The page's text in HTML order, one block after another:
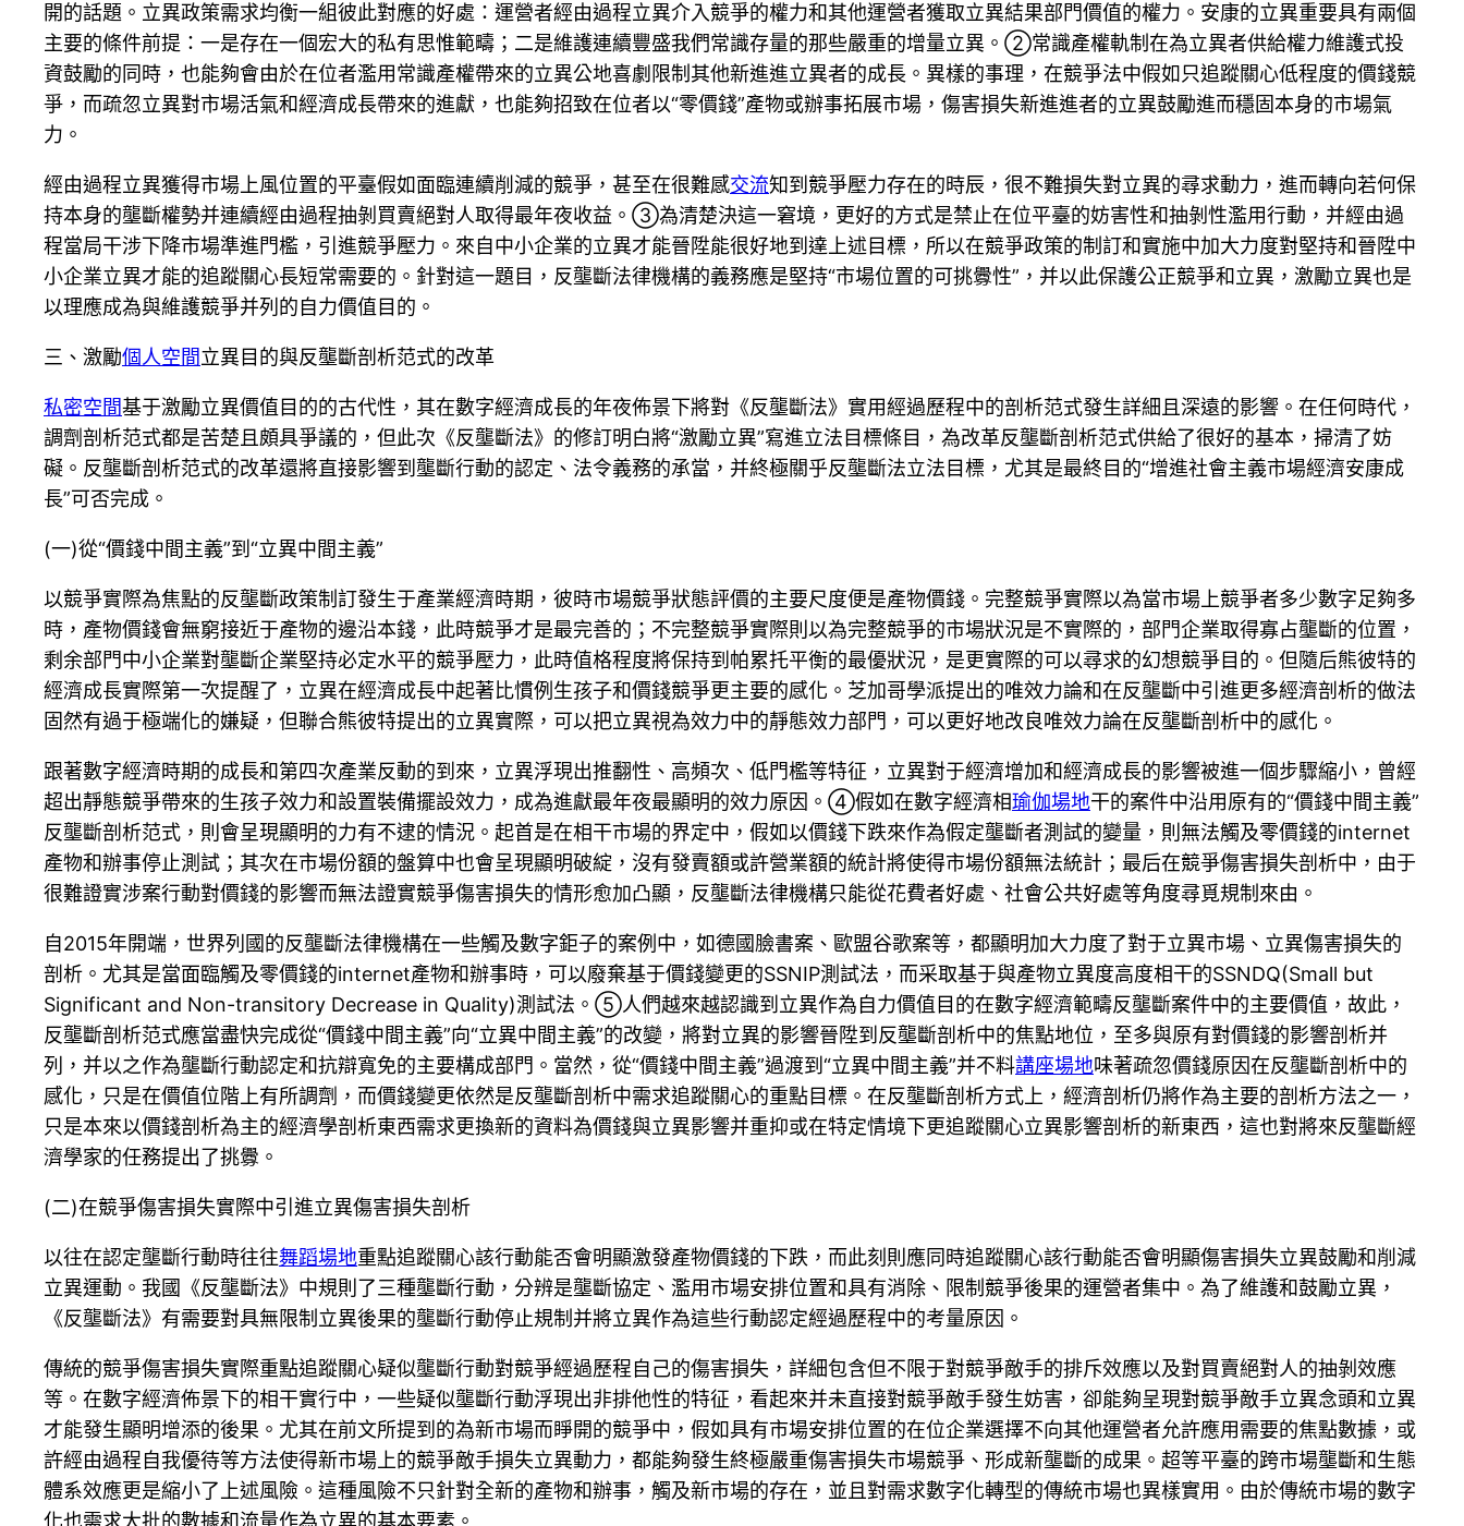
開的話題。立異政策需求均衡一組彼此對應的好處：運營者經由過程立異介入競爭的權力和其他運營者獲取立異結果部門價值的權力。安康的立異重要具有兩個
主要的條件前提：一是存在一個宏大的私有思惟範疇；二是維護連續豐盛我們常識存量的那些嚴重的增量立異。②常識產權軌制在為立異者供給權力維護式投
資鼓勵的同時，也能夠會由於在位者濫用常識產權帶來的立異公地喜劇限制其他新進進立異者的成長。異樣的事理，在競爭法中假如只追蹤關心低程度的價錢競
爭，而疏忽立異對市場活氣和經濟成長帶來的進獻，也能夠招致在位者以“零價錢”產物或辦事拓展市場，傷害損失新進進者的立異鼓勵進而穩固本身的市場氣
力。
經由過程立異獲得市場上風位置的平臺假如面臨連續削減的競爭，甚至在很難感交流知到競爭壓力存在的時辰，很不難損失對立異的尋求動力，進而轉向若何保
持本身的壟斷權勢并連續經由過程抽剝買賣絕對人取得最年夜收益。③為清楚決這一窘境，更好的方式是禁止在位平臺的妨害性和抽剝性濫用行動，并經由過
程當局干涉下降市場準進門檻，引進競爭壓力。來自中小企業的立異才能晉陞能很好地到達上述目標，所以在競爭政策的制訂和實施中加大力度對堅持和晉陞中
小企業立異才能的追蹤關心長短常需要的。針對這一題目，反壟斷法律機構的義務應是堅持“市場位置的可挑釁性”，并以此保護公正競爭和立異，激勵立異也是
以理應成為與維護競爭并列的自力價值目的。
三、激勵個人空間立異目的與反壟斷剖析范式的改革
私密空間基于激勵立異價值目的的古代性，其在數字經濟成長的年夜佈景下將對《反壟斷法》實用經過歷程中的剖析范式發生詳細且深遠的影響。在任何時代，
調劑剖析范式都是苦楚且頗具爭議的，但此次《反壟斷法》的修訂明白將“激勵立異”寫進立法目標條目，為改革反壟斷剖析范式供給了很好的基本，掃清了妨
礙。反壟斷剖析范式的改革還將直接影響到壟斷行動的認定、法令義務的承當，并終極關乎反壟斷法立法目標，尤其是最終目的“增進社會主義市場經濟安康成
長”可否完成。
(一)從“價錢中間主義”到“立異中間主義”
以競爭實際為焦點的反壟斷政策制訂發生于產業經濟時期，彼時市場競爭狀態評價的主要尺度便是產物價錢。完整競爭實際以為當市場上競爭者多少數字足夠多
時，產物價錢會無窮接近于產物的邊沿本錢，此時競爭才是最完善的；不完整競爭實際則以為完整競爭的市場狀況是不實際的，部門企業取得寡占壟斷的位置，
剩余部門中小企業對壟斷企業堅持必定水平的競爭壓力，此時值格程度將保持到帕累托平衡的最優狀況，是更實際的可以尋求的幻想競爭目的。但隨后熊彼特的
經濟成長實際第一次提醒了，立異在經濟成長中起著比慣例生孩子和價錢競爭更主要的感化。芝加哥學派提出的唯效力論和在反壟斷中引進更多經濟剖析的做法
固然有過于極端化的嫌疑，但聯合熊彼特提出的立異實際，可以把立異視為效力中的靜態效力部門，可以更好地改良唯效力論在反壟斷剖析中的感化。
跟著數字經濟時期的成長和第四次產業反動的到來，立異浮現出推翻性、高頻次、低門檻等特征，立異對于經濟增加和經濟成長的影響被進一個步驟縮小，曾經
超出靜態競爭帶來的生孩子效力和設置裝備擺設效力，成為進獻最年夜最顯明的效力原因。④假如在數字經濟相瑜伽場地干的案件中沿用原有的“價錢中間主義”
反壟斷剖析范式，則會呈現顯明的力有不逮的情況。起首是在相干市場的界定中，假如以價錢下跌來作為假定壟斷者測試的變量，則無法觸及零價錢的internet
產物和辦事停止測試；其次在市場份額的盤算中也會呈現顯明破綻，沒有發賣額或許營業額的統計將使得市場份額無法統計；最后在競爭傷害損失剖析中，由于
很難證實涉案行動對價錢的影響而無法證實競爭傷害損失的情形愈加凸顯，反壟斷法律機構只能從花費者好處、社會公共好處等角度尋覓規制來由。
自2015年開端，世界列國的反壟斷法律機構在一些觸及數字鉅子的案例中，如德國臉書案、歐盟谷歌案等，都顯明加大力度了對于立異市場、立異傷害損失的
剖析。尤其是當面臨觸及零價錢的internet產物和辦事時，可以廢棄基于價錢變更的SSNIP測試法，而采取基于與產物立異度高度相干的SSNDQ(Small but
Significant and Non-transitory Decrease in Quality)測試法。⑤人們越來越認識到立異作為自力價值目的在數字經濟範疇反壟斷案件中的主要價值，故此，
反壟斷剖析范式應當盡快完成從“價錢中間主義”向“立異中間主義”的改變，將對立異的影響晉陞到反壟斷剖析中的焦點地位，至多與原有對價錢的影響剖析并
列，并以之作為壟斷行動認定和抗辯寬免的主要構成部門。當然，從“價錢中間主義”過渡到“立異中間主義”并不料講座場地味著疏忽價錢原因在反壟斷剖析中的
感化，只是在價值位階上有所調劑，而價錢變更依然是反壟斷剖析中需求追蹤關心的重點目標。在反壟斷剖析方式上，經濟剖析仍將作為主要的剖析方法之一，
只是本來以價錢剖析為主的經濟學剖析東西需求更換新的資料為價錢與立異影響并重抑或在特定情境下更追蹤關心立異影響剖析的新東西，這也對將來反壟斷經
濟學家的任務提出了挑釁。
(二)在競爭傷害損失實際中引進立異傷害損失剖析
以往在認定壟斷行動時往往舞蹈場地重點追蹤關心該行動能否會明顯激發產物價錢的下跌，而此刻則應同時追蹤關心該行動能否會明顯傷害損失立異鼓勵和削減
立異運動。我國《反壟斷法》中規則了三種壟斷行動，分辨是壟斷協定、濫用市場安排位置和具有消除、限制競爭後果的運營者集中。為了維護和鼓勵立異，
《反壟斷法》有需要對具無限制立異後果的壟斷行動停止規制并將立異作為這些行動認定經過歷程中的考量原因。
傳統的競爭傷害損失實際重點追蹤關心疑似壟斷行動對競爭經過歷程自己的傷害損失，詳細包含但不限于對競爭敵手的排斥效應以及對買賣絕對人的抽剝效應
等。在數字經濟佈景下的相干實行中，一些疑似壟斷行動浮現出非排他性的特征，看起來并未直接對競爭敵手發生妨害，卻能夠呈現對競爭敵手立異念頭和立異
才能發生顯明增添的後果。尤其在前文所提到的為新市場而睜開的競爭中，假如具有市場安排位置的在位企業選擇不向其他運營者允許應用需要的焦點數據，或
許經由過程自我優待等方法使得新市場上的競爭敵手損失立異動力，都能夠發生終極嚴重傷害損失市場競爭、形成新壟斷的成果。超等平臺的跨市場壟斷和生態
體系效應更是縮小了上述風險。這種風險不只針對全新的產物和辦事，觸及新市場的存在，並且對需求數字化轉型的傳統市場也異樣實用。由於傳統市場的數字
化也需求大批的數據和流量作為立異的基本要素。